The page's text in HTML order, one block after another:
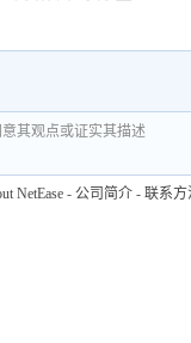
其观点或证实其描述
NetEase - 公司简介 - 联系方